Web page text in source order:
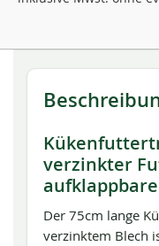
verzinkter
Der 75cm lange
verzinktem Blech